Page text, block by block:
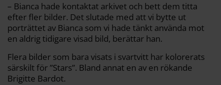
– Bianca hade kontaktat arkivet och bett dem titta
efter fler bilder. Det slutade med att vi bytte ut
porträttet av Bianca som vi hade tänkt använda mot
en aldrig tidigare visad bild, berättar han.
Flera bilder som bara visats i svartvitt har kolorerats
särskilt för ”Stars”. Bland annat en av en rökande
Brigitte Bardot.